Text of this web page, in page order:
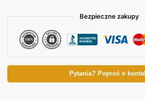
Bezpieczne zakupy
Pytania? Poproś o